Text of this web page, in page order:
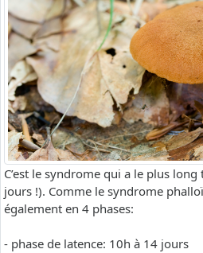
C’est le syndrome qui a le plus
jours !). Comme le syndrome
également en 4 phases:
- phase de latence: 10h à 14 jours